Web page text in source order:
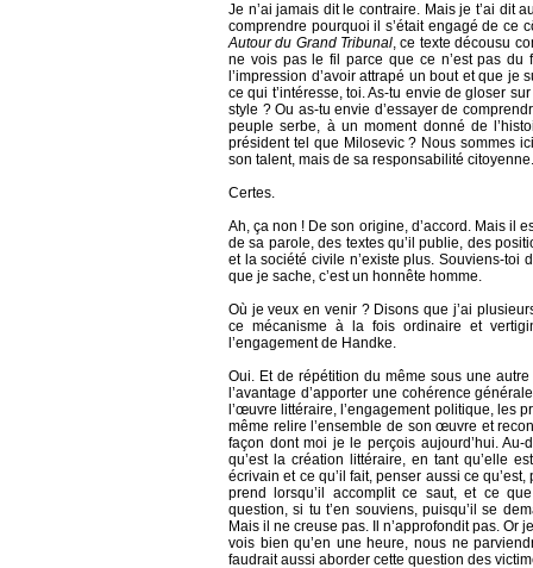
Je n’ai jamais dit le contraire. Mais je t’ai dit
comprendre pourquoi il s’était engagé de ce
Autour du Grand Tribunal, ce texte décousu
ne vois pas le fil parce que ce n’est pas du
l’impression d’avoir attrapé un bout et que je
ce qui t’intéresse, toi. As-tu envie de gloser
style ? Ou as-tu envie d’essayer de
peuple serbe, à un moment donné de
président tel que Milosevic ? Nous sommes
son talent, mais de sa responsabilité citoyenne.
Certes.
Ah, ça non ! De son origine, d’accord. Mais il
de sa parole, des textes qu’il publie, des
et la société civile n’existe plus. Souviens-toi
que je sache, c’est un honnête homme.
Où je veux en venir ? Disons que j’ai
ce mécanisme à la fois ordinaire et
l’engagement de Handke.
Oui. Et de répétition du même sous une
l’avantage d’apporter une cohérence
l’œuvre littéraire, l’engagement politique, les
même relire l’ensemble de son œuvre et
façon dont moi je le perçois aujourd’hui.
qu’est la création littéraire, en tant qu’elle
écrivain et ce qu’il fait, penser aussi ce
prend lorsqu’il accomplit ce saut, et ce
question, si tu t’en souviens, puisqu’il se
Mais il ne creuse pas. Il n’approfondit pas. Or
vois bien qu’en une heure, nous ne
faudrait aussi aborder cette question des